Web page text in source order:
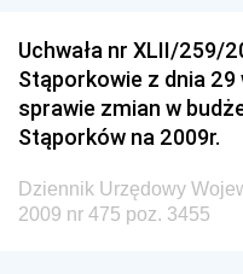
Dziennik Urzędowy
Krajowych i Autostrad
Dziennik Urzędowy
Dziennik Urzędowy
Uchwała nr XLII/259/
Stąporkowie z dnia 29
sprawie zmian w
Stąporków na 2009r.
Dziennik Urzędowy
2009 nr 475 poz. 3455